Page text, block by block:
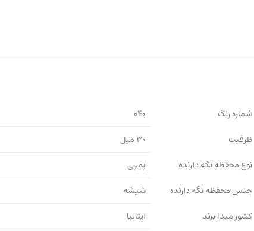
شماره رنگ
040
ظرفیت
30 میل
نوع محفظه نگه دارنده
پمپی
جنس محفظه نگه دارنده
شیشه
کشور مبدا برند
ایتالیا